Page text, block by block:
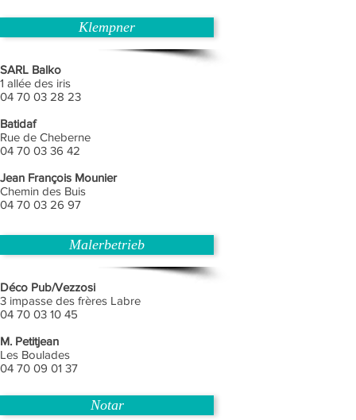
Klempner
SARL Balko
1 allée des iris
04 70 03 28 23
Batidaf
Rue de Cheberne
04 70 03 36 42
Jean François Mounier
Chemin des Buis
04 70 03 26 97
Malerbetrieb
Déco Pub/Vezzosi
3 impasse des frères Labre
04 70 03 10 45
M. Petitjean
Les Boulades
04 70 09 01 37
Notar